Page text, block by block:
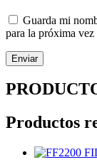
Guarda mi
para la próxima vez
Productos